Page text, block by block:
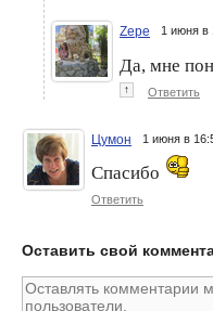
Zepe 1 июня в
Да, мне
↑ Ответить
Цумон 1 июня в
Спасибо
Ответить
Оставить свой